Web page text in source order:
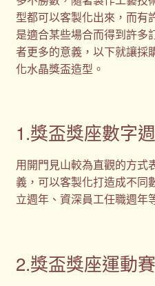
型都可以客製化出來，而有
是適合某些場合而得到許多
者更多的意義，以下就讓採
化水晶獎盃造型。
1.獎盃獎座數字
用開門見山較為直觀的方式
義，可以客製化打造成不同
立週年、資深員工任職週年
2.獎盃獎座運動